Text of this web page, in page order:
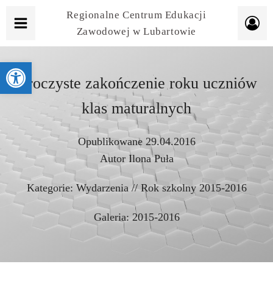
Regionalne Centrum Edukacji
Zawodowej w Lubartowie
Uroczyste zakończenie roku uczniów
klas maturalnych
Opublikowane 29.04.2016
Autor Ilona Puła
Kategorie: Wydarzenia//Rok szkolny 2015-2016
Galeria: 2015-2016
Otwórz pasek narzędzi